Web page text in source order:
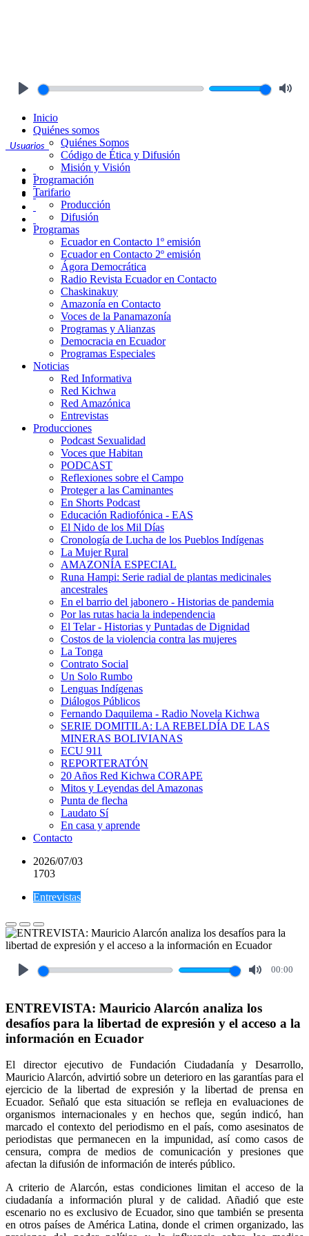
Usuarios
Inicio
Quiénes somos
Quiénes Somos
Código de Ética y Difusión
Misión y Visión
Programación
Tarifario
Producción
Difusión
Programas
Ecuador en Contacto 1º emisión
Ecuador en Contacto 2º emisión
Ágora Democrática
Radio Revista Ecuador en Contacto
Chaskinakuy
Amazonía en Contacto
Voces de la Panamazonía
Programas y Alianzas
Democracia en Ecuador
Programas Especiales
Noticias
Red Informativa
Red Kichwa
Red Amazónica
Entrevistas
Producciones
Podcast Sexualidad
Voces que Habitan
PODCAST
Reflexiones sobre el Campo
Proteger a las Caminantes
En Shorts Podcast
Educación Radiofónica - EAS
El Nido de los Mil Días
Cronología de Lucha de los Pueblos Indígenas
La Mujer Rural
AMAZONÍA ESPECIAL
Runa Hampi: Serie radial de plantas medicinales
ancestrales
En el barrio del jabonero - Historias de pandemia
Por las rutas hacia la independencia
El Telar - Historias y Puntadas de Dignidad
Costos de la violencia contra las mujeres
La Tonga
Contrato Social
Un Solo Rumbo
Lenguas Indígenas
Diálogos Públicos
Fernando Daquilema - Radio Novela Kichwa
SERIE DOMITILA: LA REBELDÍA DE LAS
MINERAS BOLIVIANAS
ECU 911
REPORTERATÓN
20 Años Red Kichwa CORAPE
Mitos y Leyendas del Amazonas
Punta de flecha
Laudato Sí
En casa y aprende
Contacto
2026/07/03
1703
Entrevistas
00:00
ENTREVISTA: Mauricio Alarcón analiza los
desafíos para la libertad de expresión y el acceso a la
información en Ecuador
El director ejecutivo de Fundación Ciudadanía y Desarrollo,
Mauricio Alarcón, advirtió sobre un deterioro en las garantías para el
ejercicio de la libertad de expresión y la libertad de prensa en
Ecuador. Señaló que esta situación se refleja en evaluaciones de
organismos internacionales y en hechos que, según indicó, han
marcado el contexto del periodismo en el país, como asesinatos de
periodistas que permanecen en la impunidad, así como casos de
censura, compra de medios de comunicación y presiones que
afectan la difusión de información de interés público.
A criterio de Alarcón, estas condiciones limitan el acceso de la
ciudadanía a información plural y de calidad. Añadió que este
escenario no es exclusivo de Ecuador, sino que también se presenta
en otros países de América Latina, donde el crimen organizado, las